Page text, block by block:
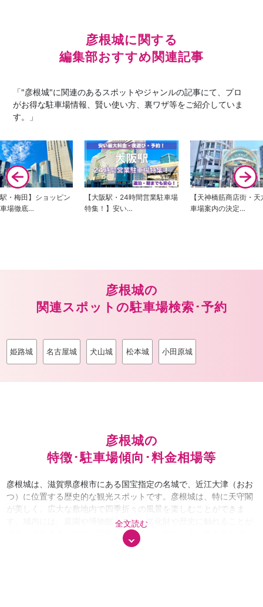
彦根城に関する
編集部おすすめ関連記事
「"彦根城"に関連のあるスポットやジャンルの記事にて、プロ
がお得な駐車場情報、賢い使い方、裏ワザ等をご紹介していま
す。」
・梅田】ショッピン
場徹底…
【大阪駅・24時間営業駐車場
特集！】安い…
【天神橋筋商店街・
車場案内の決定…
彦根城の
関連スポットの駐車場検索･予約
姫路城 名古屋城 犬山城 松本城 小田原城
彦根城の
特徴･駐車場傾向･料金相場等
全文読む
彦根城は、滋賀県彦根市にある国宝指定の名城で、近江大津（おお
つ）に位置する歴史的な観光スポットです。彦根城は、特に天守閣
が美しく、広大な敷地内で四季折々の風景を楽しむことができま
す。城内には、庭園や博物館もあり、文化財や歴史に触れることが
でき、訪れる人々に深い印象を与えることでしょう。城を中心に、
近隣には彦根市内の商業施設や飲食店が並び、観光とともにショッ